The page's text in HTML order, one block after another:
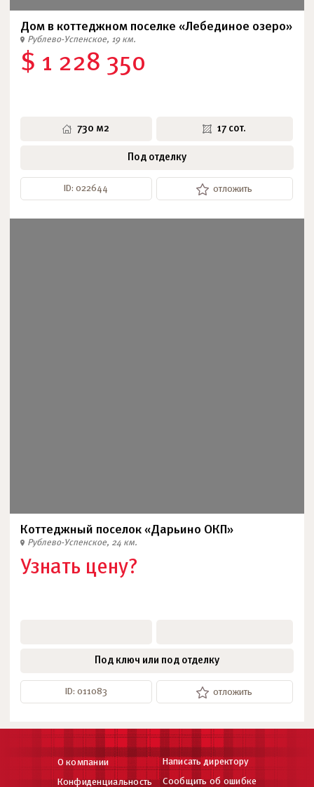
Дом в коттеджном поселке «Лебединое озеро»
Рублево-Успенское, 19 км.
$ 1 228 350
730 м2 17 сот.
Под отделку
ID: 022644 отложить
Коттеджный поселок «Дарьино ОКП»
Рублево-Успенское, 24 км.
Узнать цену?
Под ключ или под отделку
ID: 011083 отложить
О компании
Конфиденциальность
Написать директору
Сообщить об ошибке